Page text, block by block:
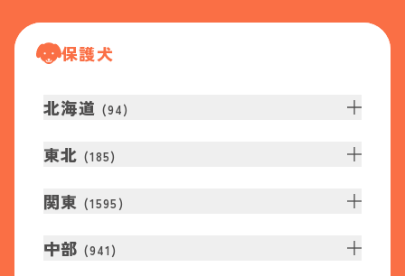
保護犬
北海道 (94)
東北 (185)
関東 (1595 )
中部 (941 )